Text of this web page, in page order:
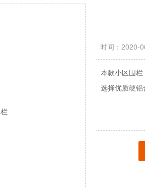
时间：2020-
本款小区围
选择优质硬铝